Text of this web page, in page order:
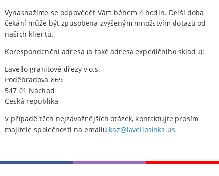
Vynasnažíme se odpovědět Vám během 4 hodin. Delší doba
čekání může být způsobena zvýšeným množstvím dotazů od
našich klientů.
Korespondenční adresa (a také adresa expedičního skladu):
Lavello granitové dřezy v.o.s.
Poděbradova 869
547 01 Náchod
Česká republika
V případě těch nejzávažnějších otázek, kontaktujte prosím
majitele společnosti na emailu kaz@lavellosinks.us